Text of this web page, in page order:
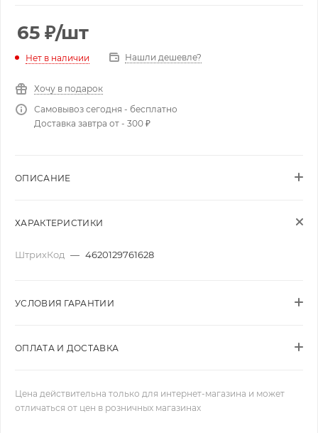
65 ₽/шт
Нет в наличии Нашли дешевле?
Хочу в подарок
Самовывоз сегодня - бесплатно
Доставка завтра от - 300 ₽
ОПИСАНИЕ
ХАРАКТЕРИСТИКИ
ШтрихКод — 4620129761628
УСЛОВИЯ ГАРАНТИИ
ОПЛАТА И ДОСТАВКА
Цена действительна только для интернет-магазина и может
отличаться от цен в розничных магазинах